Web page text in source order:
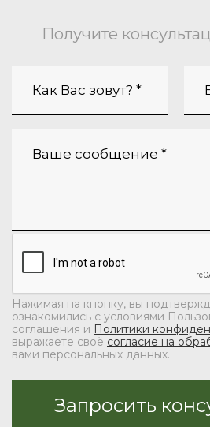
Получите
Нажимая на кнопку, вы
ознакомились с условиями
соглашения и Политики
выражаете своё согласие на
вами персональных данных.